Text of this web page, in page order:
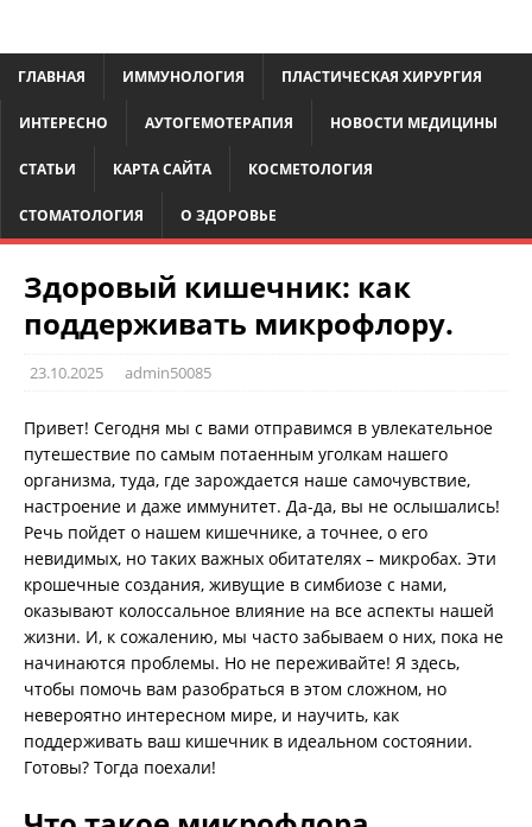
ГЛАВНАЯ ИММУНОЛОГИЯ ПЛАСТИЧЕСКАЯ ХИРУРГИЯ
ИНТЕРЕСНО АУТОГЕМОТЕРАПИЯ НОВОСТИ МЕДИЦИНЫ
СТАТЬИ КАРТА САЙТА КОСМЕТОЛОГИЯ
СТОМАТОЛОГИЯ О ЗДОРОВЬЕ
Здоровый кишечник: как
поддерживать микрофлору.
23.10.2025 admin50085
Привет! Сегодня мы с вами отправимся в увлекательное
путешествие по самым потаенным уголкам нашего
организма, туда, где зарождается наше самочувствие,
настроение и даже иммунитет. Да-да, вы не ослышались!
Речь пойдет о нашем кишечнике, а точнее, о его
невидимых, но таких важных обитателях – микробах. Эти
крошечные создания, живущие в симбиозе с нами,
оказывают колоссальное влияние на все аспекты нашей
жизни. И, к сожалению, мы часто забываем о них, пока не
начинаются проблемы. Но не переживайте! Я здесь,
чтобы помочь вам разобраться в этом сложном, но
невероятно интересном мире, и научить, как
поддерживать ваш кишечник в идеальном состоянии.
Готовы? Тогда поехали!